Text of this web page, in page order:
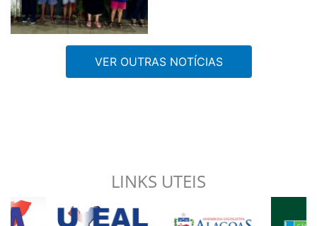
VER OUTRAS NOTÍCIAS
LINKS UTEIS